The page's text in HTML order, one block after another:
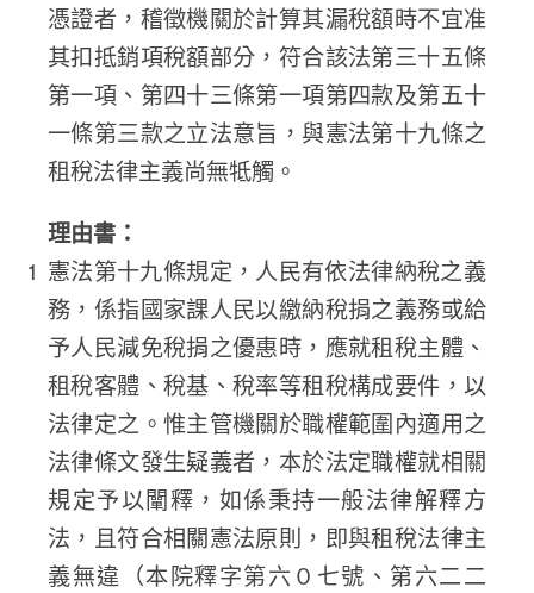
憑證者，稽徵機關於計算其漏稅額時不宜准
其扣抵銷項稅額部分，符合該法第三十五條
第一項、第四十三條第一項第四款及第五十
一條第三款之立法意旨，與憲法第十九條之
租稅法律主義尚無牴觸。
理由書：
憲法第十九條規定，人民有依法律納稅之義
務，係指國家課人民以繳納稅捐之義務或給
予人民減免稅捐之優惠時，應就租稅主體、
租稅客體、稅基、稅率等租稅構成要件，以
法律定之。惟主管機關於職權範圍內適用之
法律條文發生疑義者，本於法定職權就相關
規定予以闡釋，如係秉持一般法律解釋方
法，且符合相關憲法原則，即與租稅法律主
義無違（本院釋字第六０七號、第六二二